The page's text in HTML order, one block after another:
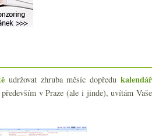
od Charváta
Trejbal
Gavi
v nové restauraci
Riesling
udržovat zhruba měsíc dopředukalendář
v Praze (ale i jinde), uvítám Vaše